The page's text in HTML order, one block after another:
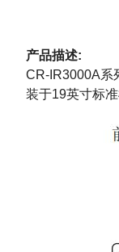
产品描述:
CR-IR3000A系
装于19英寸标